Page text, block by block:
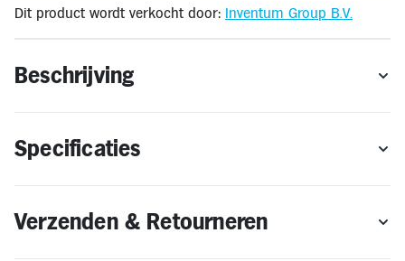
* Gratis thuisbezorging geldt alleen binnen Nederland. Bestellen voor levering in
retourvoorwaarden.
Dit product wordt verkocht door: Inventum Group B.V.
Beschrijving
Specificaties
Verzenden & Retourneren